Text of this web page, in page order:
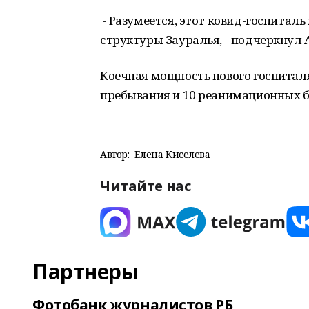
- Разумеется, этот ковид-
структуры Зауралья, - подчеркнул
Коечная мощность нового
пребывания и 10 реанимационных
Автор: Елена Киселева
Читайте нас
Партнеры
Фотобанк журналистов РБ